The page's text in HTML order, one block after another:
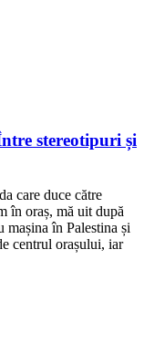
stereotipuri și
care duce către
în oraș, mă uit după
în Palestina și
centrul orașului, iar